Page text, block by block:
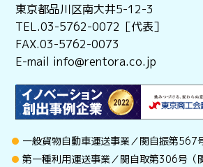
東京都品川区南大井5-12-3
TEL.03-5762-0072［代表］
FAX.03-5762-0073
E-mail info@rentora.co.jp
一般貨物自動車運送事業／関自振第567
第一種利用運送事業／関自取第306号（